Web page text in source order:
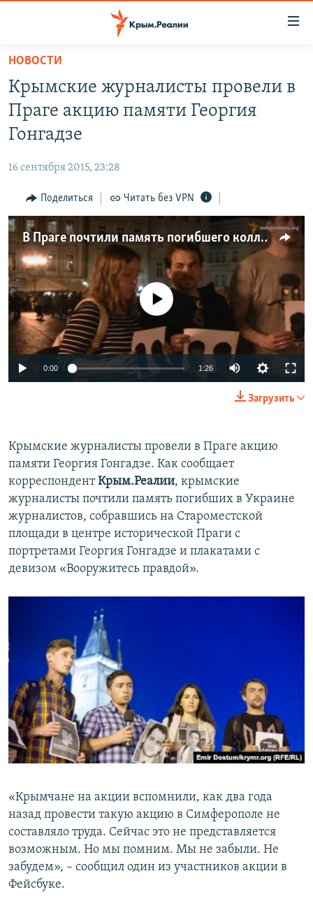
Вернуться
основному
содержанию
Вернутся
главной
навигации
Вернутся
поиску
СПЕЦПРОЕКТЫ
11 ЛЕТ ОККУПАЦИИ КРЫМА. 11 ИСТОРИЙ СОПРОТИВЛЕНИЯ
ВОДА
ЕЩЕ
ИНТЕРАКТИВ
ИНФОГРАФИКА
ТЕЛЕПРОЕКТ КРЫМ.РЕАЛИИ
СОВЕТЫ ПРАВОЗАЩИТНИКОВ
ПРОПАВШИЕ БЕЗ ВЕСТИ
ПОБЕДИТЕЛЕЙ НЕ СУДЯТ?
КРЫМ.НЕПОКОРЕННЫЙ
РАДІО СВОБОДА
КАК ОБОЙТИ БЛОКИРОВКУ
Українською
Qırımtatar
ПРИСОЕДИНЯЙТЕСЬ!
НОВОСТИ
Крымские журналисты провели в
Праге акцию памяти Георгия
Гонгадзе
16 сентября 2015, 23:28
Поделиться Читать без VPN
В Праге почтили память погибшего коллеги Гонгадзе (видео)
No media source currently available
0:00 1:26
Загрузить
Крымские журналисты провели в Праге акцию
памяти Георгия Гонгадзе. Как сообщает
корреспондентКрым.Реалии, крымские
журналисты почтили память погибших в Украине
журналистов, собравшись на Староместской
площади в центре исторической Праги с
портретами Георгия Гонгадзе и плакатами с
девизом «Вооружитесь правдой».
«Крымчане на акции вспомнили, как два года
назад провести такую акцию в Симферополе не
составляло труда. Сейчас это не представляется
возможным. Но мы помним. Мы не забыли. Не
забудем», – сообщил один из участников акции в
Фейсбуке.